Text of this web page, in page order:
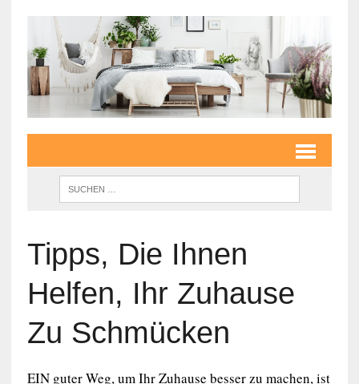
Tipps, Die Ihnen
Helfen, Ihr Zuhause
Zu Schmücken
EIN guter Weg, um Ihr Zuhause besser zu machen, ist